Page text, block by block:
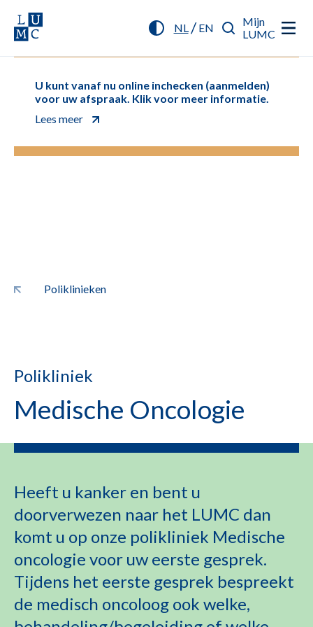
NL/ EN
Mijn
LUMC
U kunt vanaf nu online inchecken (aanmelden)
voor uw afspraak. Klik voor meer informatie.
Lees meer
Poliklinieken
Polikliniek
Medische Oncologie
Heeft u kanker en bent u
doorverwezen naar het LUMC dan
komt u op onze polikliniek Medische
oncologie voor uw eerste gesprek.
Tijdens het eerste gesprek bespreekt
de medisch oncoloog ook welke,